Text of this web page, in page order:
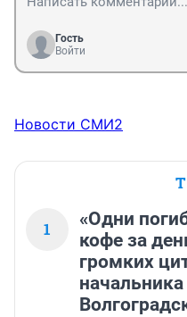
Гость
Войти
Новости СМИ2
1
«Одни
кофе за
громких